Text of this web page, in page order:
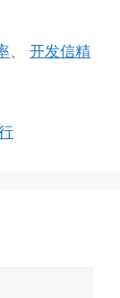
、开发信精